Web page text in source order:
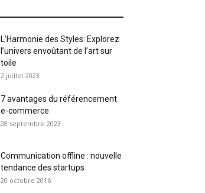
L’Harmonie des Styles: Explorez
l’univers envoûtant de l’art sur
toile
2 juillet 2023
7 avantages du référencement
e-commerce
28 septembre 2023
Communication offline : nouvelle
tendance des startups
20 octobre 2016